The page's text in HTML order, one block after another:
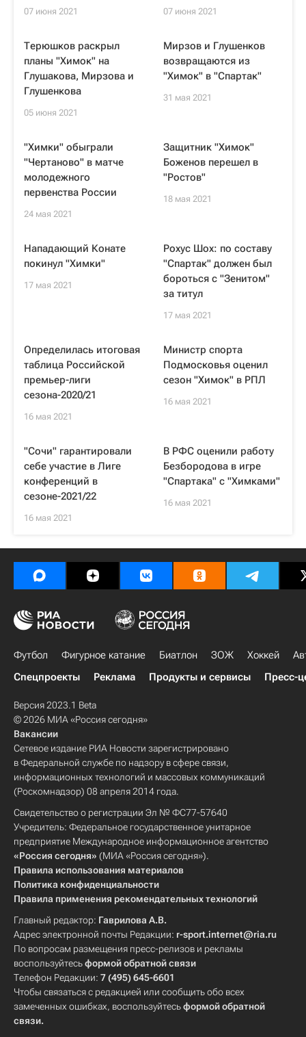
07 июня 2021 07 июня 2021
Терюшков раскрыл
планы "Химок" на
Глушакова, Мирзова и
Глушенкова
05 июня 2021
Мирзов и Глушенков
возвращаются из
"Химок" в "Спартак"
31 мая 2021
"Химки" обыграли
"Чертаново" в матче
молодежного
первенства России
24 мая 2021
Защитник "Химок"
Боженов перешел в
"Ростов"
18 мая 2021
Нападающий Конате
покинул "Химки"
17 мая 2021
Рохус Шох: по составу
"Спартак" должен был
бороться с "Зенитом"
за титул
17 мая 2021
Определилась итоговая
таблица Российской
премьер-лиги
сезона-2020/21
16 мая 2021
Министр спорта
Подмосковья оценил
сезон "Химок" в РПЛ
16 мая 2021
"Сочи" гарантировали
себе участие в Лиге
конференций в
сезоне-2021/22
16 мая 2021
В РФС оценили работу
Безбородова в игре
"Спартака" с "Химками"
16 мая 2021
Футбол Фигурное катание Биатлон ЗОЖ Хоккей
Спецпроекты
Реклама Продукты и сервисы Пресс-
Версия 2023.1 Beta
© 2026 МИА «Россия сегодня»
Вакансии
Сетевое издание РИА Новости зарегистрировано
в Федеральной службе по надзору в сфере связи,
информационных технологий и массовых коммуникаций
(Роскомнадзор) 08 апреля 2014 года.
Свидетельство о регистрации Эл № ФС77-57640
Учредитель: Федеральное государственное унитарное
предприятие Международное информационное агентство
«Россия сегодня» (МИА «Россия сегодня»).
Правила использования материалов
Политика конфиденциальности
Правила применения рекомендательных технологий
Главный редактор: Гаврилова А.В.
Адрес электронной почты Редакции: r-sport.internet@ria.ru
По вопросам размещения пресс-релизов и рекламы
воспользуйтесьформой обратной связи
Телефон Редакции: 7 (495) 645-6601
Чтобы связаться с редакцией или сообщить обо всех
замеченных ошибках, воспользуйтесьформой обратной
связи.